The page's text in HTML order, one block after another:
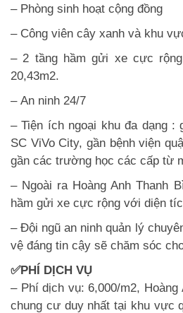
– Phòng sinh hoạt cộng đồng
– Công viên cây xanh và khu
– 2 tầng hầm gửi xe cực
20,43m2.
– An ninh 24/7
– Tiện ích ngoại khu đa dạng :
SC ViVo City, gần bệnh viện
gần các trường học các cấp từ
– Ngoài ra Hoàng Anh Thanh
hầm gửi xe cực rộng với diện
– Đội ngũ an ninh quản lý
vệ đáng tin cậy sẽ chăm sóc
✅PHÍ DỊCH VỤ
– Phí dịch vụ: 6,000/m2, Hoàng
chung cư duy nhất tại khu vực